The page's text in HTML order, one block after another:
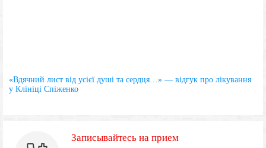
«Вдячний лист від усієї душі та сердця…» — відгук про лікування
у Клініці Спіженко
Записывайтесь на прием